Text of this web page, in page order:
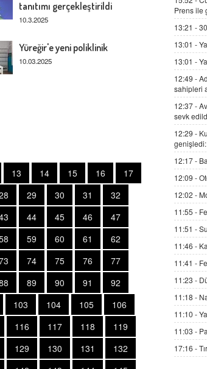
tanıtımı gerçekleştirildi
10.3.2025
Yüreğir'e yeni poliklinik
10.03.2025
13 14 15 16
17
29 30 31
32
44 45 46
47
59 60 61
62
74 75 76
77
89 90 91
92
103 104 105
106
116 117 118
119
129 130 131
132
Prens ile
13:21 -
13:01 -
13:01 -
12:49 -
sahipleri
12:37 -
sevk
12:29 -
12:17 -
12:09 -
12:02 -
11:55 -
11:51 -
11:46 -
11:41 -
11:23 -
11:18 -
11:10 -
11:03 -
17:16 -